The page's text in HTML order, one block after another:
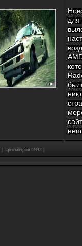
для
| Просмотров:1932 |